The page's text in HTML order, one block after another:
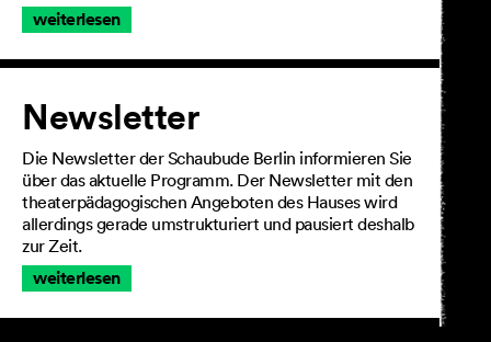
weiterlesen
Newsletter
Die Newsletter der Schaubude Berlin informieren Sie
über das aktuelle Programm. Der Newsletter mit den
theaterpädagogischen Angeboten des Hauses wird
allerdings gerade umstrukturiert und pausiert deshalb
zur Zeit.
weiterlesen